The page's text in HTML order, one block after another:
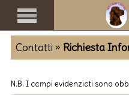
Contatti » Richiesta
N.B. I campi evidenziati sono